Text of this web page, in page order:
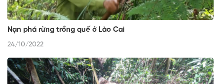
Nạn phá rừng trồng quế ở Lào Cai
24/10/2022